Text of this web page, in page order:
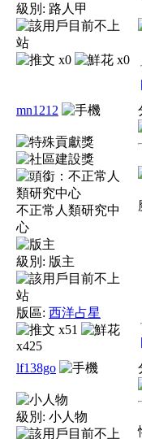
級別: 路人甲
x0 x0
mn1212
不正常人類研究中
心
級別: 版主
版區: 西洋占星
x51
x425
lf138go
級別: 小人物